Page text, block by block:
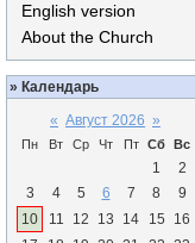
English version
About the Church
» Календарь
« Август 2026 »
Пн Вт Ср Чт Пт Сб Вс
1
2
3
4 5 6 7 8
9
10
11 12 13 14 15
16